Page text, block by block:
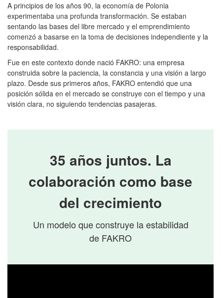
A principios de los años 90, la economía de Polonia
experimentaba una profunda transformación. Se estaban
sentando las bases del libre mercado y el emprendimiento
comenzó a basarse en la toma de decisiones independiente y la
responsabilidad.
Fue en este contexto donde nació FAKRO: una empresa
construida sobre la paciencia, la constancia y una visión a largo
plazo. Desde sus primeros años, FAKRO entendió que una
posición sólida en el mercado se construye con el tiempo y una
visión clara, no siguiendo tendencias pasajeras.
35 años juntos. La
colaboración como base
del crecimiento
Un modelo que construye la estabilidad
de FAKRO